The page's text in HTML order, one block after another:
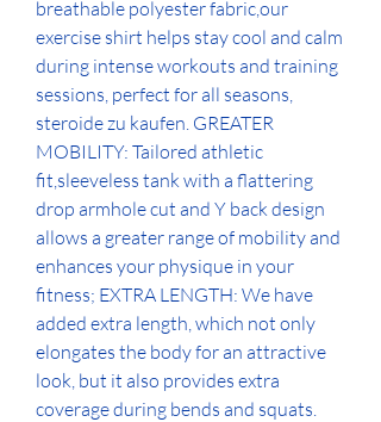
breathable polyester fabric,our
exercise shirt helps stay cool and calm
during intense workouts and training
sessions, perfect for all seasons,
steroide zu kaufen. GREATER
MOBILITY: Tailored athletic
fit,sleeveless tank with a flattering
drop armhole cut and Y back design
allows a greater range of mobility and
enhances your physique in your
fitness; EXTRA LENGTH: We have
added extra length, which not only
elongates the body for an attractive
look, but it also provides extra
coverage during bends and squats.